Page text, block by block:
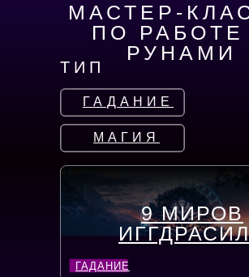
ТИП
ГАДАНИЕ
МАГИЯ
МАСТЕР-
ПО РАБОТЕ
РУНАМИ
9 МИРОВ
ГАДАНИЕ